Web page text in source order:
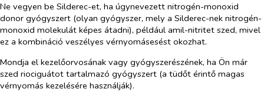
Ne vegyen be Silderec-et, ha úgynevezett nitrogén-monoxid
donor gyógyszert (olyan gyógyszer, mely a Silderec-nek nitrogén-
monoxid molekulát képes átadni), például amil-nitritet szed, mivel
ez a kombináció veszélyes vérnyomásesést okozhat.
Mondja el kezelőorvosának vagy gyógyszerészének, ha Ön már
szed riociguátot tartalmazó gyógyszert (a tüdőt érintő magas
vérnyomás kezelésére használják).